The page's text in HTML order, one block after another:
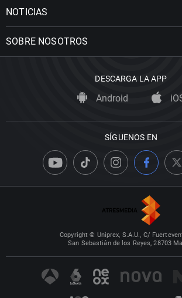
NOTICIAS
SOBRE NOSOTROS
DESCARGA LA APP
Android
SÍGUENOS EN
Copyright © Uniprex, S.A.U., C/
San Sebastián de los Reyes, 28703